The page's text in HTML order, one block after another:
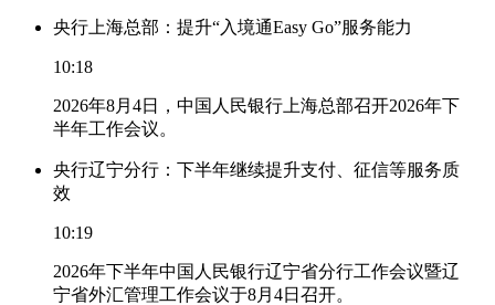
央行上海总部：提升“入境通Easy Go”服务能力
10:18
2026年8月4日，中国人民银行上海总部召开2026年下
半年工作会议。
央行辽宁分行：下半年继续提升支付、征信等服务质
效
10:19
2026年下半年中国人民银行辽宁省分行工作会议暨辽
宁省外汇管理工作会议于8月4日召开。